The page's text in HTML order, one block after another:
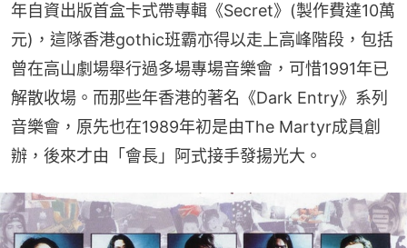
年自資出版首盒卡式帶專輯《Secret》(製作費達10萬
元)，這隊香港gothic班霸亦得以走上高峰階段，包括
曾在高山劇場舉行過多場專場音樂會，可惜1991年已
解散收場。而那些年香港的著名《Dark Entry》系列
音樂會，原先也在1989年初是由The Martyr成員創
辦，後來才由「會長」阿式接手發揚光大。